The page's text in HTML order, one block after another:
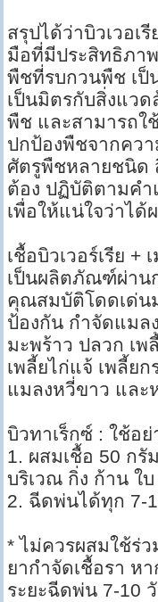
สรุปได้ว่าบิวเวอเ
มือที่มีประสิทธิภา
พืชที่รบกวนพืช เป็
เป็นมิตรกับสิ่งแว
พืช และสามารถใ
ปกป้องพืชจากคว
ศัตรูพืชหลายชนิด
ต้อง ปฏิบัติตามคำ
เพื่อให้แน่ใจว่าไ
เชื้อบิวเวอร์เรีย +
เป็นผลิตภัณฑ์ผ่าน
คุณสมบัติโดดเด่น
ป้องกัน กำจัดแมล
มะพร้าว ปลวก เพ
เพลี้ยไก่แจ้ เพลี้ย
แมลงหวี่ขาว และ
บิวทาเร็กซ์ : ใช้อย่
1. ผสมเชื้อ 50 ก
บริเวณ กิ่ง ก้าน ใ
2. ฉีดพ่นได้ทุก 7-
* ไม่ควรผสมใช้ร่ว
ยากำจัดเชื้อรา ห
ระยะฉีดพ่น 7-10